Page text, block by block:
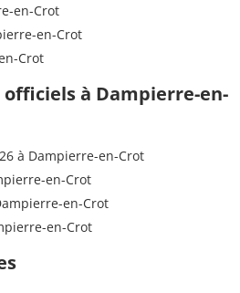
en-Crot
en-Crot
Crot
à Dampierre-en-
à Dampierre-en-Crot
en-Crot
en-Crot
en-Crot